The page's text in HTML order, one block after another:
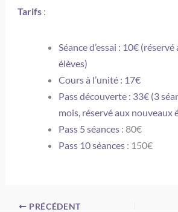
Tarifs:
Séance d’essai : 10€
élèves)
Cours à l’unité : 17€
Pass découverte : 33€ (3
mois, réservé aux nouveaux
Pass 5 séances: 80€
Pass 10 séances: 150€
PRÉCÉDENT